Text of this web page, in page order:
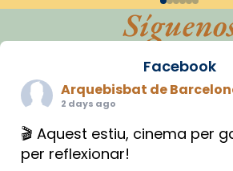
Facebook
Arquebisbat de
2 days ago
🎬 Aquest estiu, cinema per
per reflexionar!